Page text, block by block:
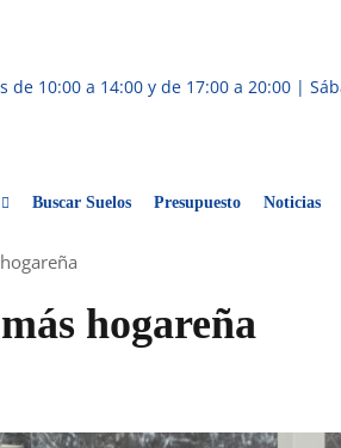
de 10:00 a 14:00 y de 17:00 a 20:00 |
Buscar Suelos Presupuesto Noticias
hogareña